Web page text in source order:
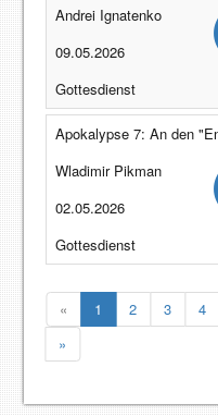
Andrei Ignatenko
09.05.2026
Gottesdienst
Wladimir Pikman
02.05.2026
Gottesdienst
« 1 2 3 4
»